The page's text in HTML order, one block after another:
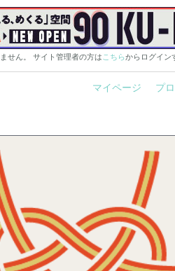
せん。 サイト管理者の方は こちらからログイン
マイページ プ